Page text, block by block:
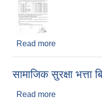
Read more
सामाजिक सुरक्षा भत्ता
Read more